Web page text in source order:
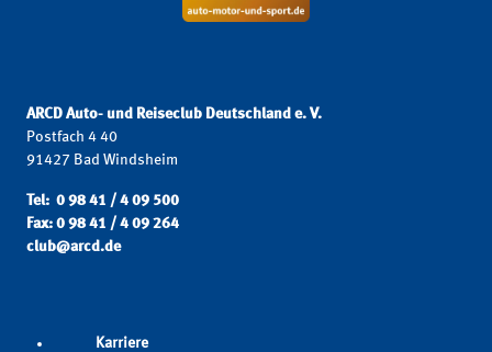
ARCD Auto- und Reiseclub Deutschland e. V.
Postfach 4 40
91427 Bad Windsheim
Tel: 0 98 41 / 4 09 500
Fax: 0 98 41 / 4 09 264
club@arcd.de
Karriere